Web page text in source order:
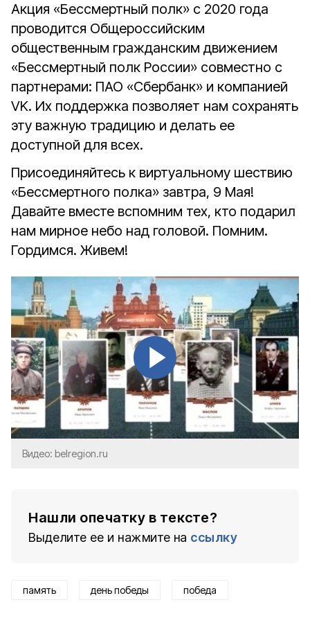
Акция «Бессмертный полк» с 2020 года
проводится Общероссийским
общественным гражданским движением
«Бессмертный полк России» совместно с
партнерами: ПАО «Сбербанк» и компанией
VK. Их поддержка позволяет нам сохранять
эту важную традицию и делать ее
доступной для всех.
Присоединяйтесь к виртуальному шествию
«Бессмертного полка» завтра, 9 Мая!
Давайте вместе вспомним тех, кто подарил
нам мирное небо над головой. Помним.
Гордимся. Живем!
Видео: belregion.ru
Нашли опечатку в тексте?
Выделите ее и нажмите на ссылку
память день победы победа